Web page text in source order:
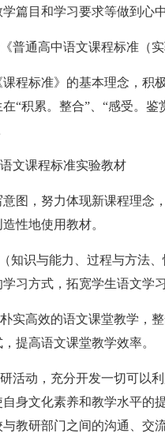
篇目和学习要求等做到心中
普通高中语文课程标准（实
程标准》的基本理念，积
“积累。整合”、“感受。鉴
文课程标准实验教材
图，努力体现新课程理念
性地使用教材。
知识与能力、过程与方法
习方式，拓宽学生语文学习
实高效的语文课堂教学，
提高语文课堂教学效率。
活动，充分开发一切可以
身文化素养和教学水平的
教研部门之间的沟通、交流